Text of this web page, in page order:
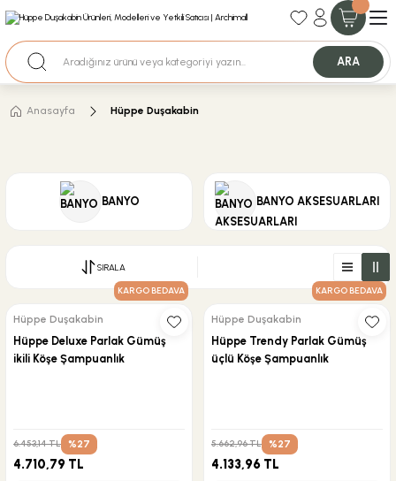
35+ Yıllık Tecrübe
Nakit Ödemeli Özel Fiyatlar için Bizden Teklif Alabilirsiniz.
ARA
Anasayfa Hüppe Duşakabin
BANYO BANYO AKSESUARLARI
SIRALA
KARGO BEDAVA
Hüppe Duşakabin
Hüppe Deluxe Parlak Gümüş
ikili Köşe Şampuanlık
6.453,14 TL %27
4.710,79 TL
KARGO BEDAVA
Hüppe Duşakabin
Hüppe Trendy Parlak Gümüş
üçlü Köşe Şampuanlık
5.662,96 TL %27
4.133,96 TL